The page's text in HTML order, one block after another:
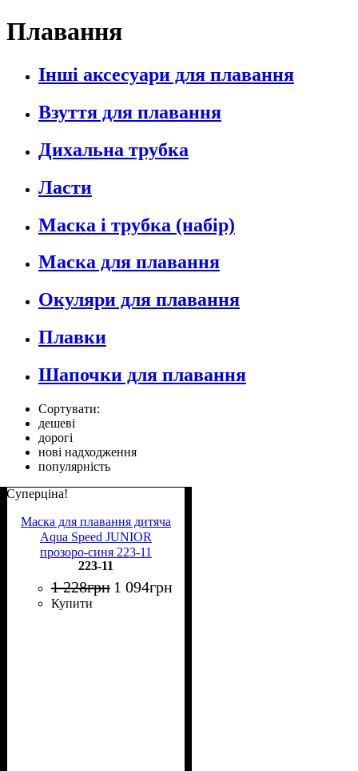
Плавання
Інші аксесуари для плавання
Взуття для плавання
Дихальна трубка
Ласти
Маска і трубка (набір)
Маска для плавання
Окуляри для плавання
Плавки
Шапочки для плавання
Сортувати:
дешеві
дорогі
нові надходження
популярність
Суперціна!
Маска для плавання дитяча
Aqua Speed JUNIOR
прозоро-синя 223-11
223-11
1 228грн 1 094грн
Купити